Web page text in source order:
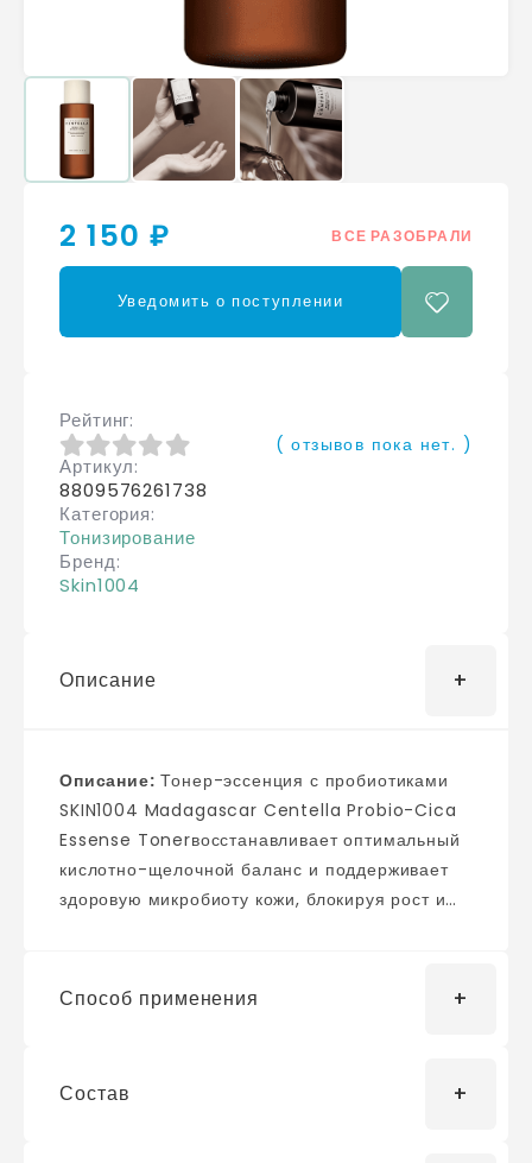
2 150 ₽ ВСЕ РАЗОБРАЛИ
Уведомить о поступлении
Рейтинг
0из 5
( отзывов пока нет. )
Артикул
8809576261738
Категория
Тонизирование
Бренд
Skin1004
Описание
Описание: Тонер-эссенция с пробиотиками
SKIN1004 Madagascar Centella Probio-Cica
Essense Tonerвосстанавливает оптимальный
кислотно-щелочной баланс и поддерживает
здоровую микробиоту кожи, блокируя рост и
подготавливает поверхность эпидермиса к
мантию, повышая её защитные функции.
Способ применения
Нанесите необходимое количество средства
Состав